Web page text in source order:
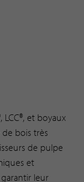
et boyaux
bois très
de pulpe
et
leur